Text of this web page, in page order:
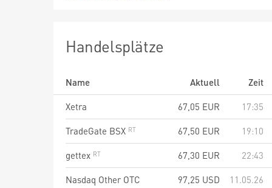
Handelsplätze
Name Aktuell
Zeit
Xetra
67,05 EUR
17:35
TradeGate BSX
67,50 EUR
19:10
gettex
67,30 EUR
22:43
Nasdaq Other OTC
97,25 USD
11.05.26